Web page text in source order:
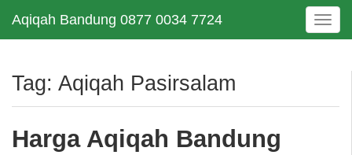
Aqiqah Bandung 0877 0034 7724
T
o
e
Tag: Aqiqah Pasirsalam
Harga Aqiqah Bandung